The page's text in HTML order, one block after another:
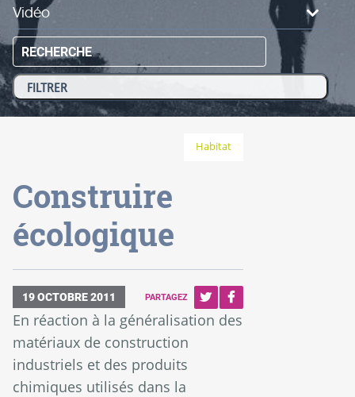
Vidéo
RECHERCHE
Habitat
Construire
écologique
19 OCTOBRE 2011 PARTAGEZ
En réaction à la généralisation des
matériaux de construction
industriels et des produits
chimiques utilisés dans la